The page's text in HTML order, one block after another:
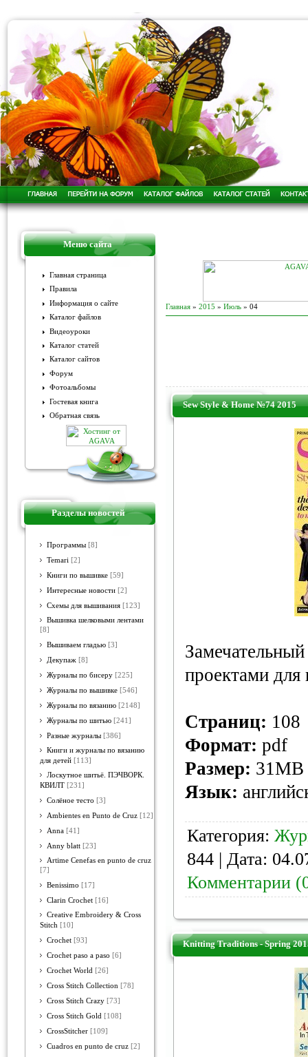
Меню сайта
Главная страница
Правила
Информация о сайте
Каталог файлов
Видеоуроки
Каталог статей
Каталог сайтов
Форум
Фотоальбомы
Гостевая книга
Обратная связь
Разделы новостей
Программы [8]
Temari [2]
Книги по вышивке [59]
Интересные новости [2]
Схемы для вышивания [123]
Вышивка шелковыми лентами
[8]
Вышиваем гладью [3]
Декупаж [8]
Журналы по бисеру [225]
Журналы по вышивке [546]
Журналы по вязанию [2148]
Журналы по шитью [241]
Разные журналы [386]
Книги и журналы по вязанию
для детей [113]
Лоскутное шитьё. ПЭЧВОРК.
КВИЛТ [231]
Солёное тесто [3]
Ambientes en Punto de Cruz [12]
Anna [41]
Anny blatt [23]
Artime Cenefas en punto de cruz
[7]
Benissimo [17]
Clarin Crochet [16]
Creative Embroidery & Cross
Stitch [10]
Crochet [93]
Crochet paso a paso [6]
Crochet World [26]
Cross Stitch Collection [78]
Cross Stitch Crazy [73]
Cross Stitch Gold [108]
CrossStitcher [109]
Cuadros en punto de cruz [2]
Главная » 2015 » Июль » 04
Sew Style & Home №74 2015
проектами
Страниц: 108
Формат: pdf
Размер: 31MB
Язык:
Категория:
844 | Дата:
Комментарии
Knitting Traditions - Spring